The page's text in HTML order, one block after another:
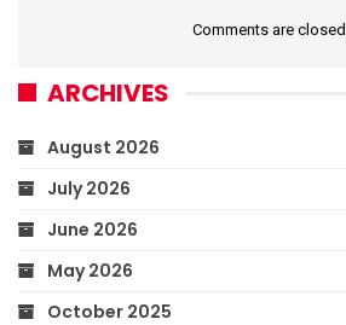
Comments are closed.
ARCHIVES
August 2026
July 2026
June 2026
May 2026
October 2025